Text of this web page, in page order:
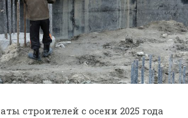
строителей с осени 2025 года